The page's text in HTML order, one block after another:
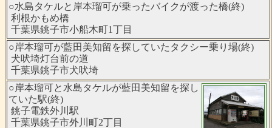
○水島タケルと岸本瑠可が乗ったバイクが渡った橋(終)
利根かもめ橋
千葉県銚子市小船木町1丁目
○岸本瑠可が藍田美知留を探していたタクシー乗り場(終)
犬吠埼灯台前の道
千葉県銚子市犬吠埼
○岸本瑠可と水島タケルが藍田美知留を探し
ていた駅(終)
銚子電鉄外川駅
千葉県銚子市外川町2丁目